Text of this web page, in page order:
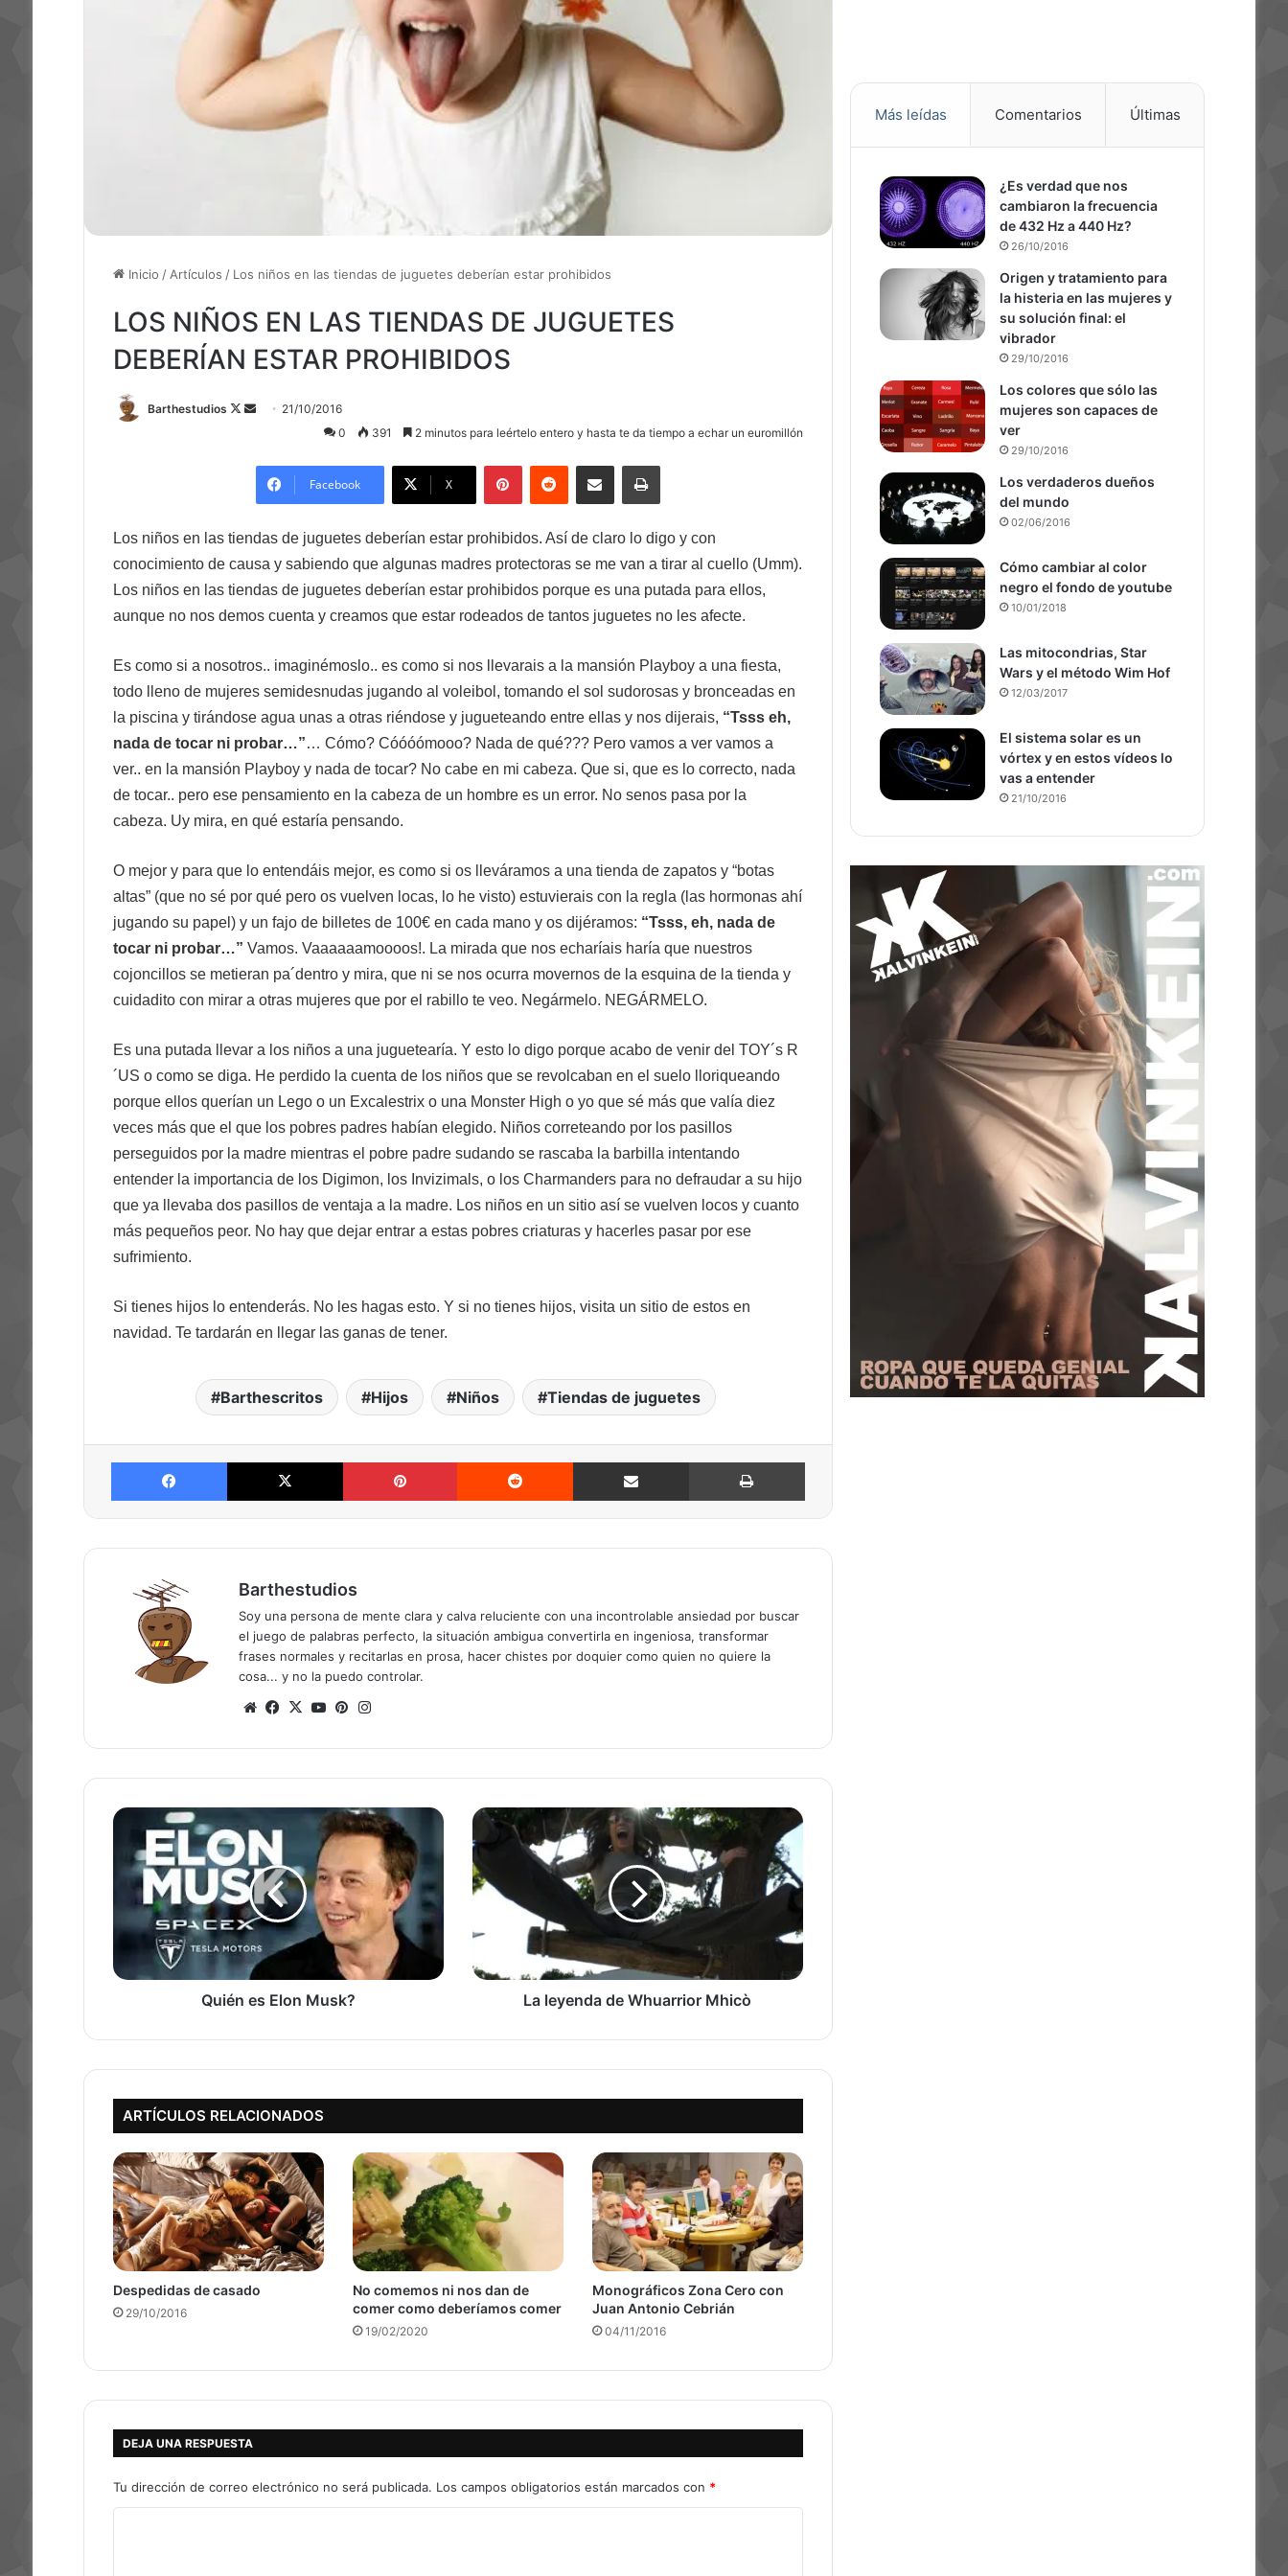
Inicio / Artículos / Los niños en las tiendas de juguetes deberían estar prohibidos
LOS NIÑOS EN LAS TIENDAS DE JUGUETES
DEBERÍAN ESTAR PROHIBIDOS
Barthestudios
Follow
Send 21/10/2016
0
391 2 minutos para leértelo entero y hasta te da tiempo a echar un euromillón
Facebook X
PinterestReddit Compartir vía mail Imprimir
Los niños en las tiendas de juguetes deberían estar prohibidos. Así de claro lo digo y con
conocimiento de causa y sabiendo que algunas madres protectoras se me van a tirar al cuello (Umm).
Los niños en las tiendas de juguetes deberían estar prohibidos porque es una putada para ellos,
aunque no nos demos cuenta y creamos que estar rodeados de tantos juguetes no les afecte.
Es como si a nosotros.. imaginémoslo.. es como si nos llevarais a la mansión Playboy a una fiesta,
todo lleno de mujeres semidesnudas jugando al voleibol, tomando el sol sudorosas y bronceadas en
la piscina y tirándose agua unas a otras riéndose y jugueteando entre ellas y nos dijerais, “Tsss eh,
nada de tocar ni probar…”… Cómo? Cóóóómooo? Nada de qué??? Pero vamos a ver vamos a
ver.. en la mansión Playboy y nada de tocar? No cabe en mi cabeza. Que si, que es lo correcto, nada
de tocar.. pero ese pensamiento en la cabeza de un hombre es un error. No senos pasa por la
cabeza. Uy mira, en qué estaría pensando.
O mejor y para que lo entendáis mejor, es como si os lleváramos a una tienda de zapatos y “botas
altas” (que no sé por qué pero os vuelven locas, lo he visto) estuvierais con la regla (las hormonas ahí
jugando su papel) y un fajo de billetes de 100€ en cada mano y os dijéramos: “Tsss, eh, nada de
tocar ni probar…” Vamos. Vaaaaaamoooos!. La mirada que nos echaríais haría que nuestros
cojoncillos se metieran pa´dentro y mira, que ni se nos ocurra movernos de la esquina de la tienda y
cuidadito con mirar a otras mujeres que por el rabillo te veo. Negármelo. NEGÁRMELO.
Es una putada llevar a los niños a una juguetearía. Y esto lo digo porque acabo de venir del TOY´s R
´US o como se diga. He perdido la cuenta de los niños que se revolcaban en el suelo lloriqueando
porque ellos querían un Lego o un Excalestrix o una Monster High o yo que sé más que valía diez
veces más que el que los pobres padres habían elegido. Niños correteando por los pasillos
perseguidos por la madre mientras el pobre padre sudando se rascaba la barbilla intentando
entender la importancia de los Digimon, los Invizimals, o los Charmanders para no defraudar a su hijo
que ya llevaba dos pasillos de ventaja a la madre. Los niños en un sitio así se vuelven locos y cuanto
más pequeños peor. No hay que dejar entrar a estas pobres criaturas y hacerles pasar por ese
sufrimiento.
Si tienes hijos lo entenderás. No les hagas esto. Y si no tienes hijos, visita un sitio de estos en
navidad. Te tardarán en llegar las ganas de tener.
Barthescritos Hijos Niños Tiendas de juguetes
Facebook X Pinterest Reddit Compartir vía mail Imprimir
Barthestudios
Soy una persona de mente clara y calva reluciente con una incontrolable ansiedad por buscar
el juego de palabras perfecto, la situación ambigua convertirla en ingeniosa, transformar
frases normales y recitarlas en prosa, hacer chistes por doquier como quien no quiere la
cosa... y no la puedo controlar.
SitioFacebook
X YouTubePinterest
Quién
Elon
Musk?
Quién es Elon Musk?
La
leyenda
de
Whuarrior
Mhicò
La leyenda de Whuarrior Mhicò
ARTÍCULOS RELACIONADOS
Despedidas de casado
29/10/2016
No comemos ni nos dan de
comer como deberíamos comer
19/02/2020
Monográficos Zona Cero con
Juan Antonio Cebrián
04/11/2016
DEJA UNA RESPUESTA
Tu dirección de correo electrónico no será publicada. Los campos obligatorios están marcados con *
Más leídas Comentarios Últimas
¿Es verdad que nos
cambiaron la frecuencia
de 432 Hz a 440 Hz?
26/10/2016
Origen y tratamiento para
la histeria en las mujeres y
su solución final: el
vibrador
29/10/2016
Los colores que sólo las
mujeres son capaces de
ver
29/10/2016
Los verdaderos dueños
del mundo
02/06/2016
Cómo cambiar al color
negro el fondo de youtube
10/01/2018
Las mitocondrias, Star
Wars y el método Wim Hof
12/03/2017
El sistema solar es un
vórtex y en estos vídeos lo
vas a entender
21/10/2016